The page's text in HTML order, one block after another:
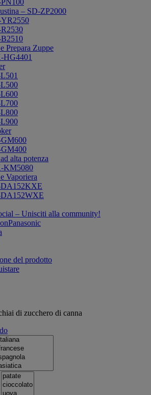
– SD-ZP2000
Prepara Zuppe
HG4401
alta potenza
KM5080
Vaporiera
DA152KXE
DA152WXE
– Unisciti alla community!
del prodotto
di zucchero di canna